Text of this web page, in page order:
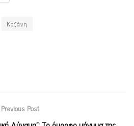
Κοζάνη
Previous Post